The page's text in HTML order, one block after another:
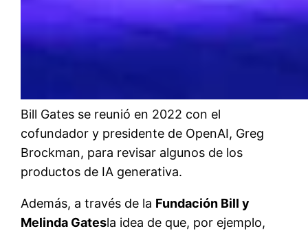
Bill Gates se reunió en 2022 con el
cofundador y presidente de OpenAI, Greg
Brockman, para revisar algunos de los
productos de IA generativa.
Además, a través de la Fundación Bill y
Melinda Gatesla idea de que, por ejemplo,